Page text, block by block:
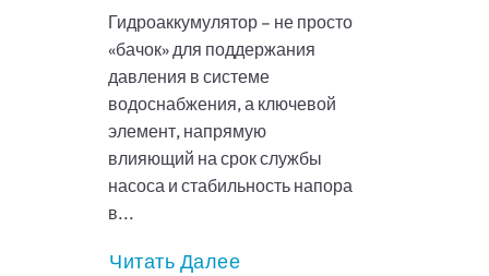
Гидроаккумулятор – не просто
«бачок» для поддержания
давления в системе
водоснабжения, а ключевой
элемент, напрямую
влияющий на срок службы
насоса и стабильность напора
в...
Читать Далее